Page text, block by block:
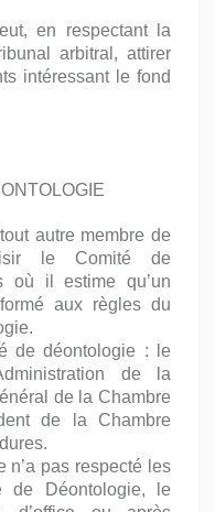
en respectant la
arbitral, attirer
intéressant le fond
autre membre de
le Comité de
où il estime qu’un
aux règles du
de déontologie : le
de la
de la Chambre
de la Chambre
n’a pas respecté les
de Déontologie, le